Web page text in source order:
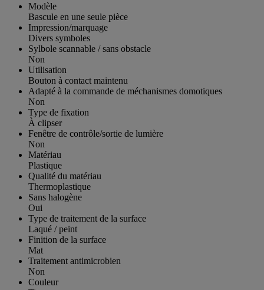
Modèle
Bascule en une seule pièce
Impression/marquage
Divers symboles
Sylbole scannable / sans obstacle
Non
Utilisation
Bouton à contact maintenu
Adapté à la commande de méchanismes domotiques
Non
Type de fixation
À clipser
Fenêtre de contrôle/sortie de lumière
Non
Matériau
Plastique
Qualité du matériau
Thermoplastique
Sans halogène
Oui
Type de traitement de la surface
Laqué / peint
Finition de la surface
Mat
Traitement antimicrobien
Non
Couleur